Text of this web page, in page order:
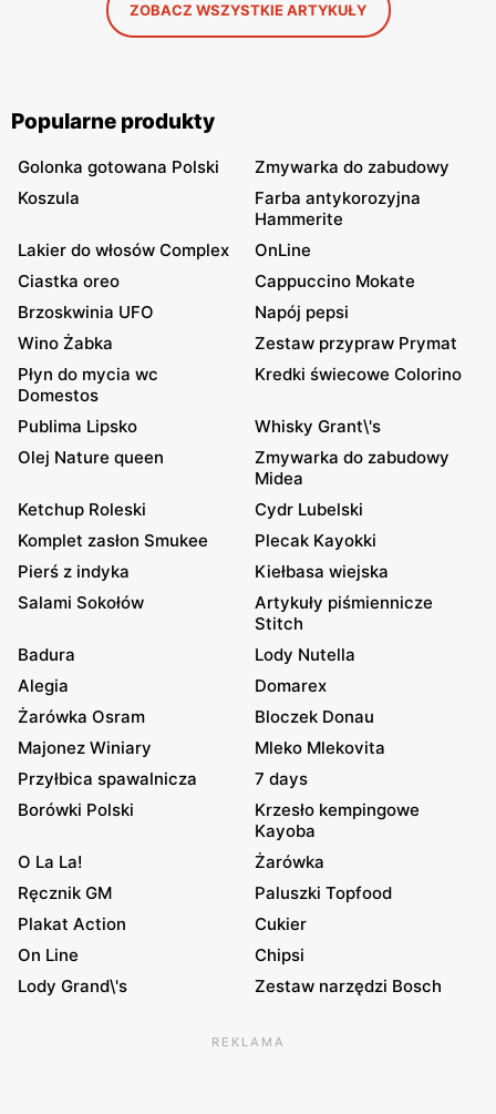
ZOBACZ WSZYSTKIE ARTYKUŁY
Popularne produkty
Golonka gotowana Polski
Zmywarka do zabudowy
Koszula
Farba antykorozyjna
Hammerite
Lakier do włosów Complex
OnLine
Ciastka oreo
Cappuccino Mokate
Brzoskwinia UFO
Napój pepsi
Wino Żabka
Zestaw przypraw Prymat
Płyn do mycia wc
Domestos
Kredki świecowe Colorino
Publima Lipsko
Whisky Grant\'s
Olej Nature queen
Zmywarka do zabudowy
Midea
Ketchup Roleski
Cydr Lubelski
Komplet zasłon Smukee
Plecak Kayokki
Pierś z indyka
Kiełbasa wiejska
Salami Sokołów
Artykuły piśmiennicze
Stitch
Badura
Lody Nutella
Alegia
Domarex
Żarówka Osram
Bloczek Donau
Majonez Winiary
Mleko Mlekovita
Przyłbica spawalnicza
7 days
Borówki Polski
Krzesło kempingowe
Kayoba
O La La!
Żarówka
Ręcznik GM
Paluszki Topfood
Plakat Action
Cukier
On Line
Chipsi
Lody Grand\'s
Zestaw narzędzi Bosch
REKLAMA